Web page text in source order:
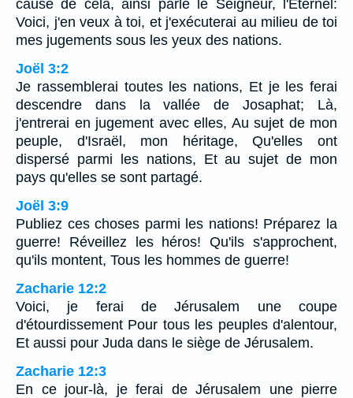
cause de cela, ainsi parle le Seigneur, l'Eternel:
Voici, j'en veux à toi, et j'exécuterai au milieu de toi
mes jugements sous les yeux des nations.
Joël 3:2
Je rassemblerai toutes les nations, Et je les ferai
descendre dans la vallée de Josaphat; Là,
j'entrerai en jugement avec elles, Au sujet de mon
peuple, d'Israël, mon héritage, Qu'elles ont
dispersé parmi les nations, Et au sujet de mon
pays qu'elles se sont partagé.
Joël 3:9
Publiez ces choses parmi les nations! Préparez la
guerre! Réveillez les héros! Qu'ils s'approchent,
qu'ils montent, Tous les hommes de guerre!
Zacharie 12:2
Voici, je ferai de Jérusalem une coupe
d'étourdissement Pour tous les peuples d'alentour,
Et aussi pour Juda dans le siège de Jérusalem.
Zacharie 12:3
En ce jour-là, je ferai de Jérusalem une pierre